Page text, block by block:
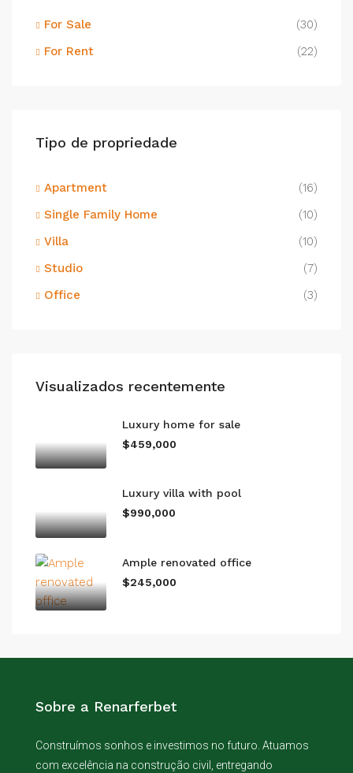
For Sale
(30)
For Rent
(22)
Tipo de propriedade
Apartment
(16)
Single Family Home
(10)
Villa
(10)
Studio
(7)
Office
(3)
Visualizados recentemente
Luxury home for sale
$459,000
Luxury villa with pool
$990,000
Ample renovated office
$245,000
Sobre a Renarferbet
Construímos sonhos e investimos no futuro. Atuamos
com excelência na construção civil, entregando